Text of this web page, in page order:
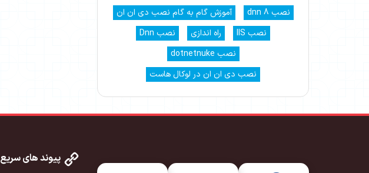
نصب dnn 8
آموزش گام به گام نصب دی ان ان
نصب IIS
راه اندازی
نصب Dnn
نصب dotnetnuke
نصب دی ان ان در لوکال هاست
پیوند های سریع